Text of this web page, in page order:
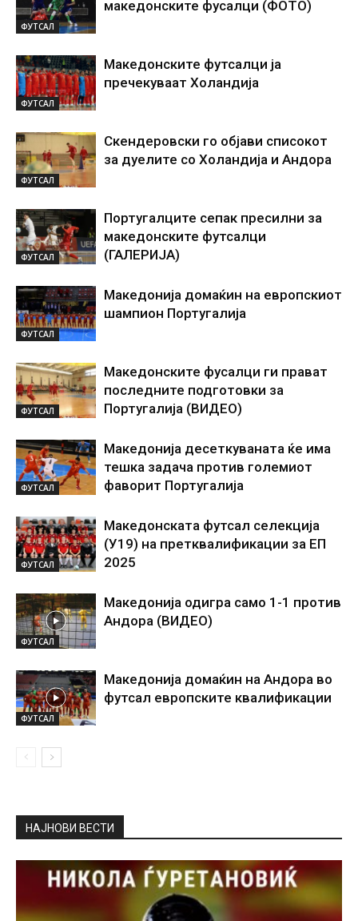
ФУТСАЛ
македонските фусалци (ФОТО)
ФУТСАЛ
Македонските футсалци ја
пречекуваат Холандија
ФУТСАЛ
Скендеровски го објави списокот
за дуелите со Холандија и Андора
ФУТСАЛ
Португалците сепак пресилни за
македонските футсалци
(ГАЛЕРИЈА)
ФУТСАЛ
Македонија домаќин на европскиот
шампион Португалија
ФУТСАЛ
Македонските фусалци ги прават
последните подготовки за
Португалија (ВИДЕО)
ФУТСАЛ
Македонија десеткуваната ќе има
тешка задача против големиот
фаворит Португалија
ФУТСАЛ
Македонската футсал селекција
(У19) на претквалификации за ЕП
2025
ФУТСАЛ
Македонија одигра само 1-1 против
Андора (ВИДЕО)
ФУТСАЛ
Македонија домаќин на Андора во
футсал европските квалификации
НАЈНОВИ ВЕСТИ